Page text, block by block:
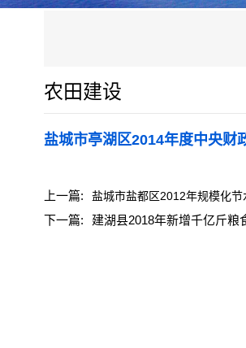
农田建设
盐城市亭湖区2014年度中央财
上一篇: 盐城市盐都区2012年规模化节
下一篇: 建湖县2018年新增千亿斤粮